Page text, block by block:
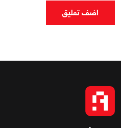
اضف تعليق